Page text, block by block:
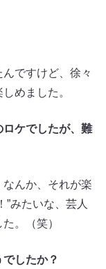
ですけど、徐々
めました。
ケでしたが、難
んか、それが楽
”みたいな、芸人
。（笑）
したか？